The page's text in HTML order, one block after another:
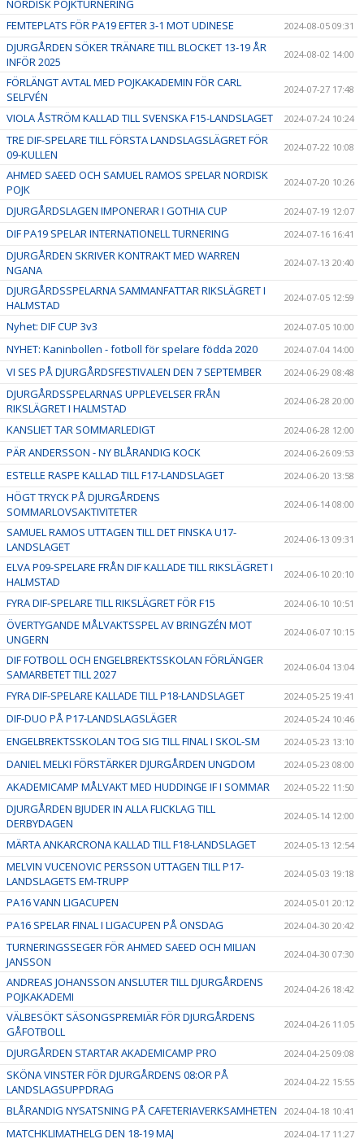
NORDISK POJKTURNERING
FEMTEPLATS FÖR PA19 EFTER 3-1 MOT UDINESE 2024-08-05 09:31
DJURGÅRDEN SÖKER TRÄNARE TILL BLOCKET 13-19 ÅR
INFÖR 2025
2024-08-02 14:00
FÖRLÄNGT AVTAL MED POJKAKADEMIN FÖR CARL
SELFVÉN
2024-07-27 17:48
VIOLA ÅSTRÖM KALLAD TILL SVENSKA F15-LANDSLAGET 2024-07-24 10:24
TRE DIF-SPELARE TILL FÖRSTA LANDSLAGSLÄGRET FÖR
09-KULLEN
2024-07-22 10:08
AHMED SAEED OCH SAMUEL RAMOS SPELAR NORDISK
POJK
2024-07-20 10:26
DJURGÅRDSLAGEN IMPONERAR I GOTHIA CUP 2024-07-19 12:07
DIF PA19 SPELAR INTERNATIONELL TURNERING 2024-07-16 16:41
DJURGÅRDEN SKRIVER KONTRAKT MED WARREN
NGANA
2024-07-13 20:40
DJURGÅRDSSPELARNA SAMMANFATTAR RIKSLÄGRET I
HALMSTAD
2024-07-05 12:59
Nyhet: DIF CUP 3v3 2024-07-05 10:00
NYHET: Kaninbollen - fotboll för spelare födda 2020 2024-07-04 14:00
VI SES PÅ DJURGÅRDSFESTIVALEN DEN 7 SEPTEMBER 2024-06-29 08:48
DJURGÅRDSSPELARNAS UPPLEVELSER FRÅN
RIKSLÄGRET I HALMSTAD
2024-06-28 20:00
KANSLIET TAR SOMMARLEDIGT 2024-06-28 12:00
PÄR ANDERSSON - NY BLÅRANDIG KOCK 2024-06-26 09:53
ESTELLE RASPE KALLAD TILL F17-LANDSLAGET 2024-06-20 13:58
HÖGT TRYCK PÅ DJURGÅRDENS
SOMMARLOVSAKTIVITETER
2024-06-14 08:00
SAMUEL RAMOS UTTAGEN TILL DET FINSKA U17-
LANDSLAGET
2024-06-13 09:31
ELVA P09-SPELARE FRÅN DIF KALLADE TILL RIKSLÄGRET I
HALMSTAD
2024-06-10 20:10
FYRA DIF-SPELARE TILL RIKSLÄGRET FÖR F15 2024-06-10 10:51
ÖVERTYGANDE MÅLVAKTSSPEL AV BRINGZÉN MOT
UNGERN
2024-06-07 10:15
DIF FOTBOLL OCH ENGELBREKTSSKOLAN FÖRLÄNGER
SAMARBETET TILL 2027
2024-06-04 13:04
FYRA DIF-SPELARE KALLADE TILL P18-LANDSLAGET 2024-05-25 19:41
DIF-DUO PÅ P17-LANDSLAGSLÄGER 2024-05-24 10:46
ENGELBREKTSSKOLAN TOG SIG TILL FINAL I SKOL-SM 2024-05-23 13:10
DANIEL MELKI FÖRSTÄRKER DJURGÅRDEN UNGDOM 2024-05-23 08:00
AKADEMICAMP MÅLVAKT MED HUDDINGE IF I SOMMAR 2024-05-22 11:50
DJURGÅRDEN BJUDER IN ALLA FLICKLAG TILL
DERBYDAGEN
2024-05-14 12:00
MÄRTA ANKARCRONA KALLAD TILL F18-LANDSLAGET 2024-05-13 12:54
MELVIN VUCENOVIC PERSSON UTTAGEN TILL P17-
LANDSLAGETS EM-TRUPP
2024-05-03 19:18
PA16 VANN LIGACUPEN 2024-05-01 20:12
PA16 SPELAR FINAL I LIGACUPEN PÅ ONSDAG 2024-04-30 20:42
TURNERINGSSEGER FÖR AHMED SAEED OCH MILIAN
JANSSON
2024-04-30 07:30
ANDREAS JOHANSSON ANSLUTER TILL DJURGÅRDENS
POJKAKADEMI
2024-04-26 18:42
VÄLBESÖKT SÄSONGSPREMIÄR FÖR DJURGÅRDENS
GÅFOTBOLL
2024-04-26 11:05
DJURGÅRDEN STARTAR AKADEMICAMP PRO 2024-04-25 09:08
SKÖNA VINSTER FÖR DJURGÅRDENS 08:OR PÅ
LANDSLAGSUPPDRAG
2024-04-22 15:55
BLÅRANDIG NYSATSNING PÅ CAFETERIAVERKSAMHETEN 2024-04-18 10:41
MATCHKLIMATHELG DEN 18-19 MAJ 2024-04-17 11:27